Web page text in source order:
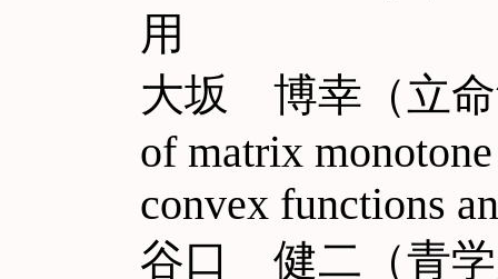
用
大坂 博幸（立命
of matrix
convex functions
谷口 健二（青学